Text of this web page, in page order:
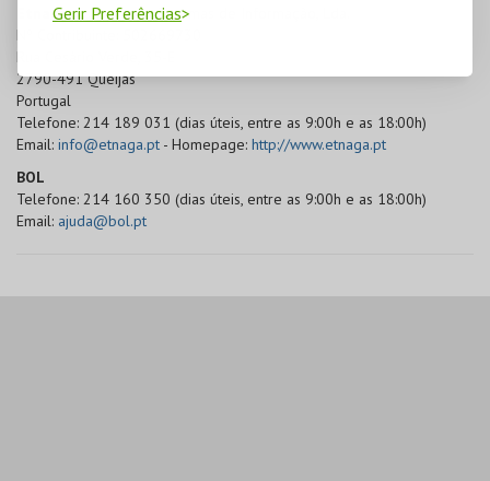
Gerir Preferências
Etnaga, Consultores Sistemas de Informação, Lda.
Nº Contribuinte: 502669730
Rua Cesário Verde, 35-E
2790-491 Queijas
Portugal
Telefone: 214 189 031 (dias úteis, entre as 9:00h e as 18:00h)
Email: info@etnaga.pt - Homepage: http://www.etnaga.pt
BOL
Telefone: 214 160 350 (dias úteis, entre as 9:00h e as 18:00h)
Email: ajuda@bol.pt